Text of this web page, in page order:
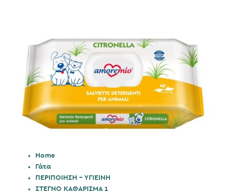
Home
Γάτα
ΠΕΡΙΠΟΙΗΣΗ - ΥΓΙΕΙΝΗ
ΣΤΕΓΝΟ ΚΑΘΑΡΙΣΜΑ 1